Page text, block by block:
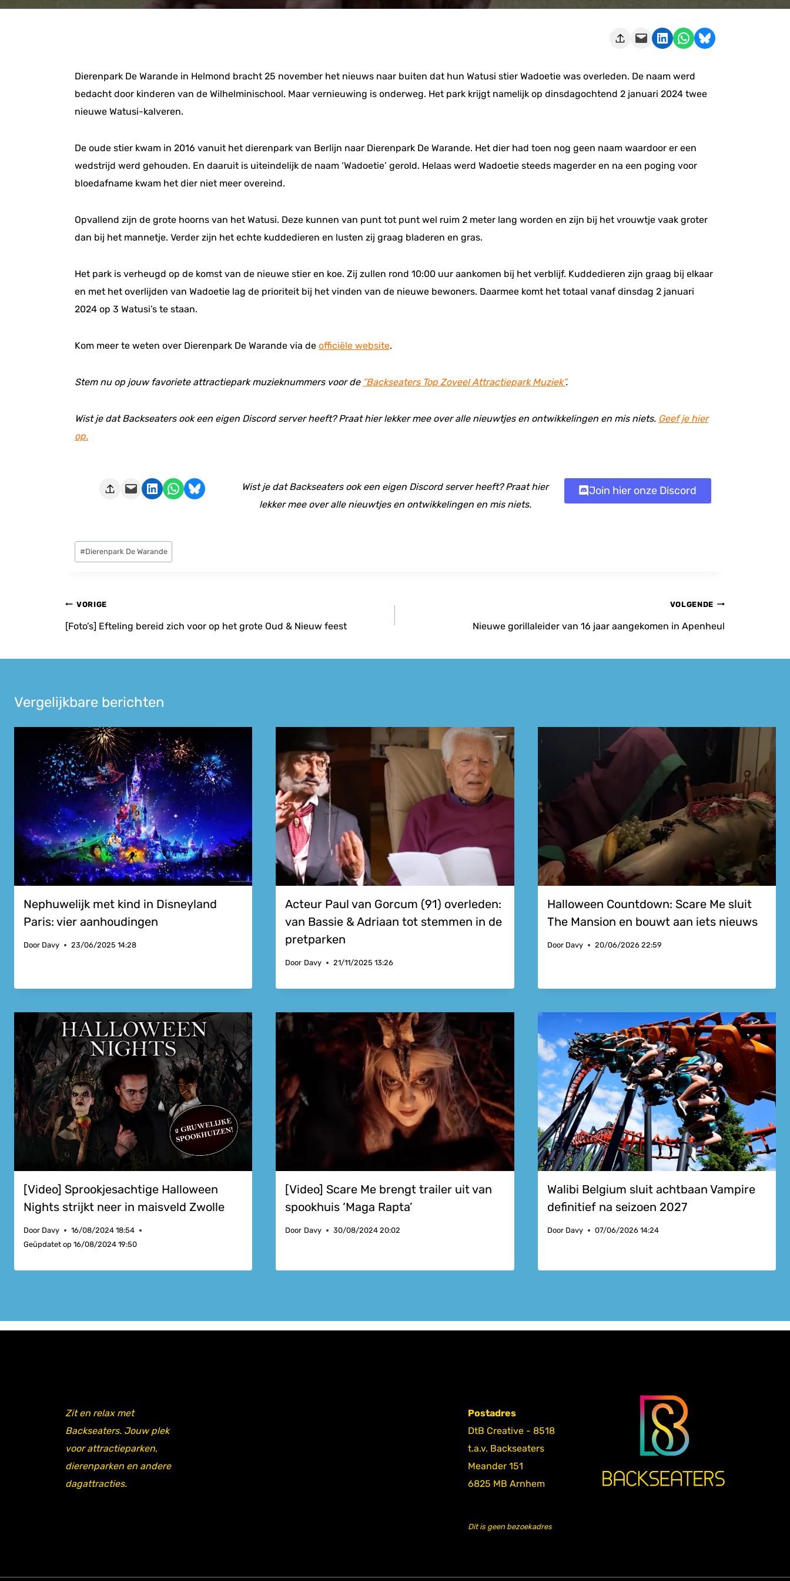
Deze pagina e-mailen Delen op LinkedIn Delen via WhatsApp Share on Bluesky
Dierenpark De Warande in Helmond bracht 25 november het nieuws naar buiten dat hun Watusi stier Wadoetie was overleden. De naam werd
bedacht door kinderen van de Wilhelminischool. Maar vernieuwing is onderweg. Het park krijgt namelijk op dinsdagochtend 2 januari 2024 twee
nieuwe Watusi-kalveren.
De oude stier kwam in 2016 vanuit het dierenpark van Berlijn naar Dierenpark De Warande. Het dier had toen nog geen naam waardoor er een
wedstrijd werd gehouden. En daaruit is uiteindelijk de naam ‘Wadoetie’ gerold. Helaas werd Wadoetie steeds magerder en na een poging voor
bloedafname kwam het dier niet meer overeind.
Opvallend zijn de grote hoorns van het Watusi. Deze kunnen van punt tot punt wel ruim 2 meter lang worden en zijn bij het vrouwtje vaak groter
dan bij het mannetje. Verder zijn het echte kuddedieren en lusten zij graag bladeren en gras.
Het park is verheugd op de komst van de nieuwe stier en koe. Zij zullen rond 10:00 uur aankomen bij het verblijf. Kuddedieren zijn graag bij elkaar
en met het overlijden van Wadoetie lag de prioriteit bij het vinden van de nieuwe bewoners. Daarmee komt het totaal vanaf dinsdag 2 januari
2024 op 3 Watusi’s te staan.
Kom meer te weten over Dierenpark De Warande via de officiële website.
Stem nu op jouw favoriete attractiepark muzieknummers voor de ”Backseaters Top Zoveel Attractiepark Muziek”.
Wist je dat Backseaters ook een eigen Discord server heeft? Praat hier lekker mee over alle nieuwtjes en ontwikkelingen en mis niets. Geef je hier
op.
Deze pagina e-mailen Delen op LinkedIn Delen via WhatsApp Share on Bluesky
Wist je dat Backseaters ook een eigen Discord server heeft? Praat hier
lekker mee over alle nieuwtjes en ontwikkelingen en mis niets.
Join hier onze Discord
Bericht
tags:
#Dierenpark De Warande
Bericht
navigatie
VORIGE
[Foto’s] Efteling bereid zich voor op het grote Oud & Nieuw feest
VOLGENDE
Nieuwe gorillaleider van 16 jaar aangekomen in Apenheul
Vergelijkbare berichten
Nephuwelijk met kind in Disneyland
Paris: vier aanhoudingen
Door Davy 23/06/2025 14:28
Acteur Paul van Gorcum (91) overleden:
van Bassie & Adriaan tot stemmen in de
pretparken
Door Davy 21/11/2025 13:26
Halloween Countdown: Scare Me sluit
The Mansion en bouwt aan iets nieuws
Door Davy 20/06/2026 22:59
[Video] Sprookjesachtige Halloween
Nights strijkt neer in maisveld Zwolle
Door Davy
16/08/2024 18:54
Geüpdatet op 16/08/2024 19:50
[Video] Scare Me brengt trailer uit van
spookhuis ‘Maga Rapta’
Door Davy 30/08/2024 20:02
Walibi Belgium sluit achtbaan Vampire
definitief na seizoen 2027
Door Davy 07/06/2026 14:24
Zit en relax met
Backseaters. Jouw plek
voor attractieparken,
dierenparken en andere
dagattracties.
Postadres
DtB Creative - 8518
t.a.v. Backseaters
Meander 151
6825 MB Arnhem
Dit is geen bezoekadres